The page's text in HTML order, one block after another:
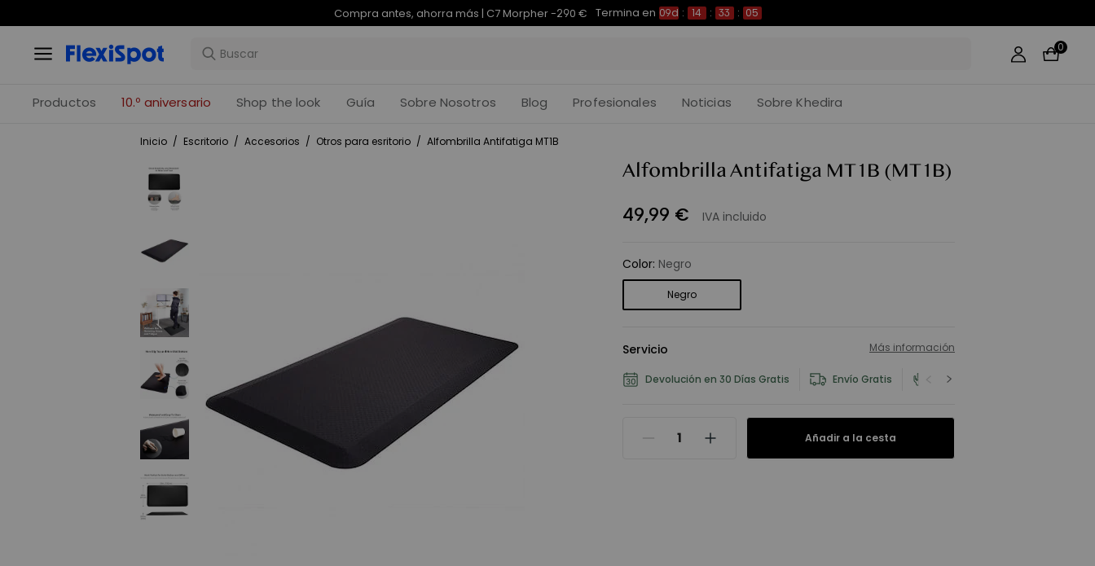
Compra antes, ahorra más | E7 Plus -200 € Termina en 09d : 14 : 33 : 03
0
Productos 10.º aniversario Shop the look Guía Sobre Nosotros Blog Profesionales Noticias Sobre Khedira
Inicio / Escritorio / Accesorios / Otros para esritorio / Alfombrilla Antifatiga MT1B
Alfombrilla Antifatiga MT1B (MT1B)
49,99 € IVA incluido
Color: Negro
Negro
Servicio Más información
Devolución en 30 Días Gratis Envío Gratis Información del Producto y
Añadir a la cesta